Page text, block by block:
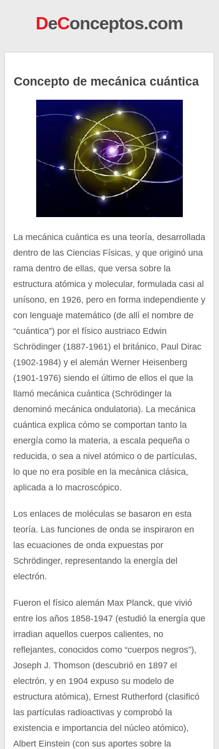
DeConceptos.com
Concepto de mecánica cuántica
La mecánica cuántica es una teoría, desarrollada
dentro de las Ciencias Físicas, y que originó una
rama dentro de ellas, que versa sobre la
estructura atómica y molecular, formulada casi al
unísono, en 1926, pero en forma independiente y
con lenguaje matemático (de allí el nombre de
“cuántica”) por el físico austriaco Edwin
Schrödinger (1887-1961) el británico, Paul Dirac
(1902-1984) y el alemán Werner Heisenberg
(1901-1976) siendo el último de ellos el que la
llamó mecánica cuántica (Schrödinger la
denominó mecánica ondulatoria). La mecánica
cuántica explica cómo se comportan tanto la
energía como la materia, a escala pequeña o
reducida, o sea a nivel atómico o de partículas,
lo que no era posible en la mecánica clásica,
aplicada a lo macroscópico.
Los enlaces de moléculas se basaron en esta
teoría. Las funciones de onda se inspiraron en
las ecuaciones de onda expuestas por
Schrödinger, representando la energía del
electrón.
Fueron el físico alemán Max Planck, que vivió
entre los años 1858-1947 (estudió la energía que
irradian aquellos cuerpos calientes, no
reflejantes, conocidos como “cuerpos negros”),
Joseph J. Thomson (descubrió en 1897 el
electrón, y en 1904 expuso su modelo de
estructura atómica), Ernest Rutherford (clasificó
las partículas radioactivas y comprobó la
existencia e importancia del núcleo atómico),
Albert Einstein (con sus aportes sobre la